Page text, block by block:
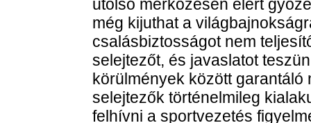
utolsó mérkőzésén elért
még kijuthat a
csalásbiztosságot nem
selejtezőt, és javaslatot
körülmények között
selejtezők történelmileg
felhívni a sportvezetés